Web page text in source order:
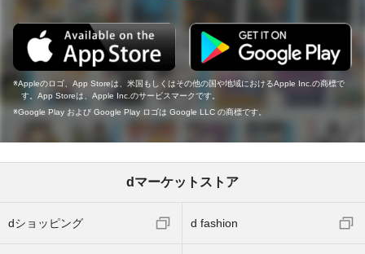
Appleのロゴ、App Storeは、米国もしくはその他の国や地域におけるApple Inc.の商標で
す。App Storeは、Apple Inc.のサービスマークです。
Google Play および Google Play ロゴは Google LLC の商標です。
dマーケットストア
dショッピング d fashion